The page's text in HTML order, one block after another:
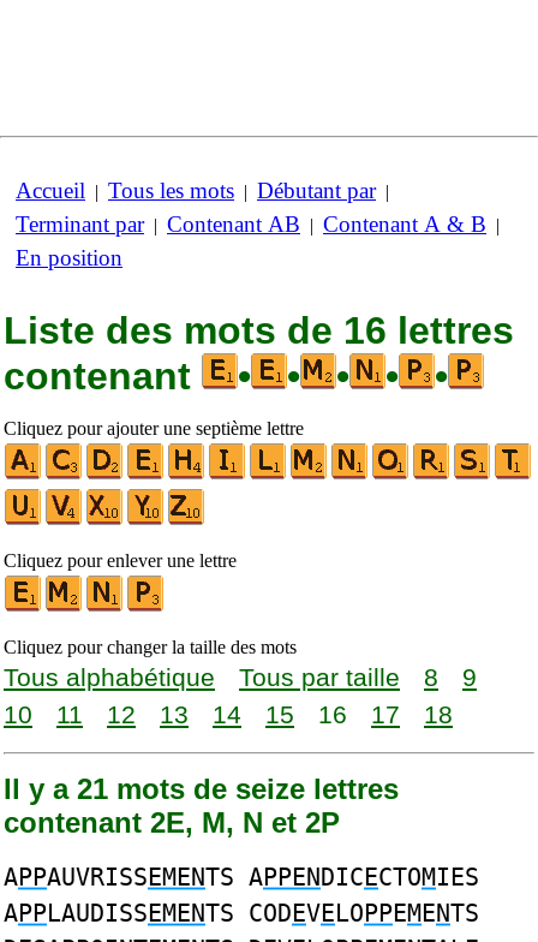
Accueil | Tous les mots | Débutant par|
Terminant par| Contenant AB | Contenant A & B |
En position
Liste des mots de 16 lettres
contenant
• • • • •
Cliquez pour ajouter une septième lettre
Cliquez pour enlever une lettre
Cliquez pour changer la taille des mots
Tous alphabétique Tous par taille 8
9
10
11 12 13 14 15 16 17 18
Il y a 21 mots de seize lettres
contenant 2E, M, N et 2P
APPAUVRISSEMENTS APPENDICECTOMIES
APPLAUDISSEMENTS CODEVELOPPEMENTS